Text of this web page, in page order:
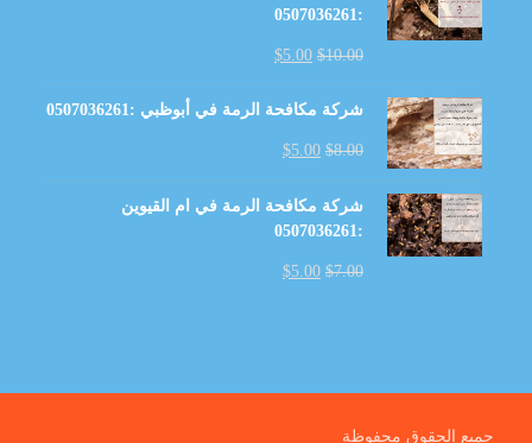
:0507036261
$10.00
$5.00
شركة مكافحة الرمة في أبوظبي :0507036261
$8.00
$5.00
شركة مكافحة الرمة في ام القيوين
:0507036261
$7.00
$5.00
جميع الحقوق محفوظة